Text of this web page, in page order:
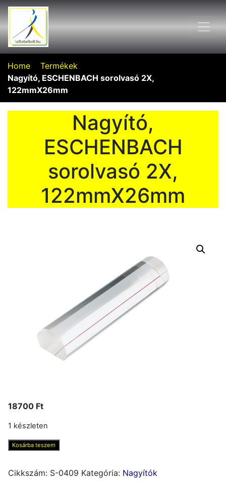
Home
Termékek
Nagyító, ESCHENBACH sorolvasó 2X,
122mmX26mm
Nagyító,
ESCHENBACH
sorolvasó 2X,
122mmX26mm
18700 Ft
1 készleten
Nagyító,
sorolvasó
Kosárba teszem
Cikkszám: S-0409 Kategória: Nagyítók